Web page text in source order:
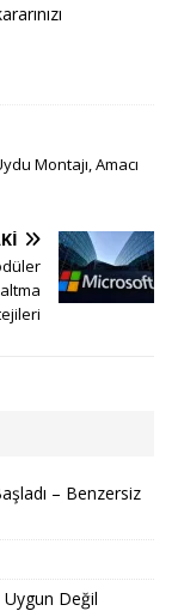
Montajı, Amacı
– Benzersiz
Uygun Değil